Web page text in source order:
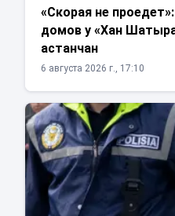
«Скорая не
домов у «Хан
астанчан
6 августа 2026 г., 17:10